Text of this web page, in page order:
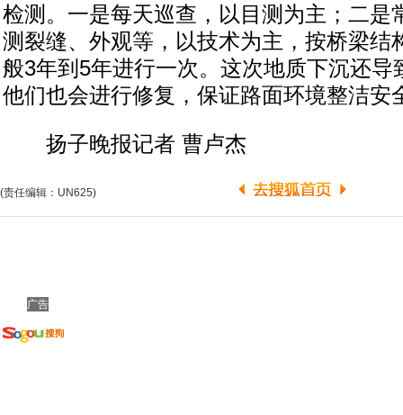
检测。一是每天巡查，以目测为主；二是
测裂缝、外观等，以技术为主，按桥梁结
般3年到5年进行一次。这次地质下沉还导
他们也会进行修复，保证路面环境整洁安
扬子晚报记者 曹卢杰
(责任编辑：UN625)
广告